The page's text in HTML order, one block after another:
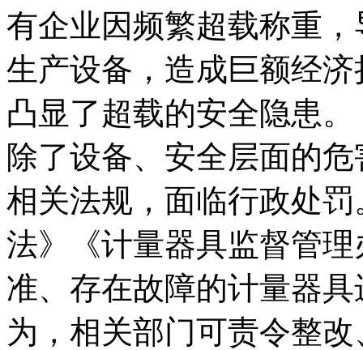
有企业因频繁超载称重
生产设备，造成巨额经
凸显了超载的安全隐患。
除了设备、安全层面的
相关法规，面临行政处
法》《计量器具监督管
准、存在故障的计量器
为，相关部门可责令整